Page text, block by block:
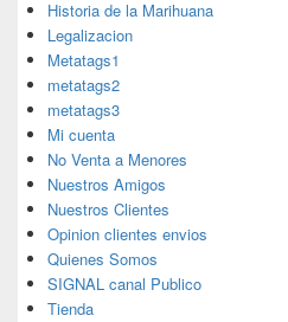
Historia de la Marihuana
Legalizacion
Metatags1
metatags2
metatags3
Mi cuenta
No Venta a Menores
Nuestros Amigos
Nuestros Clientes
Opinion clientes envios
Quienes Somos
SIGNAL canal Publico
Tienda